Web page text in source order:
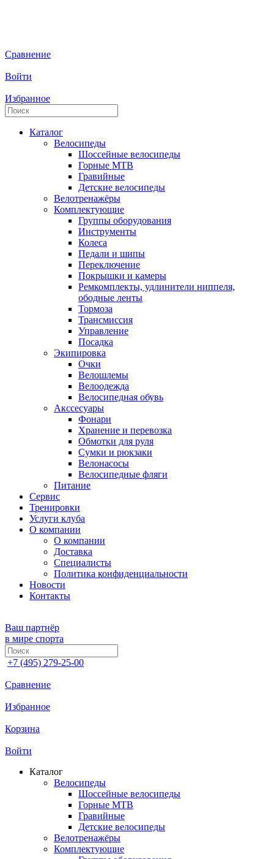
Сравнение
Войти
Избранное
Каталог
Велосипеды
Шоссейные велосипеды
Горные МTB
Гравийные
Детские велосипеды
Велотренажёры
Комплектующие
Группы оборудования
Инструменты
Колеса
Педали и шипы
Переключение
Покрышки и камеры
Ремкомплекты, удлинители ниппеля,
ободные ленты
Тормоза
Трансмиссия
Управление
Посадка
Экипировка
Очки
Велошлемы
Велоодежда
Велосипедная обувь
Акссесуары
Фонари
Хранение и перевозка
Обмотки для руля
Сумки и рюкзаки
Велонасосы
Велосипедные фляги
Питание
Сервис
Тренировки
Услуги клуба
О компании
О компании
Доставка
Специалисты
Политика конфиденциальности
Новости
Контакты
Ваш партнёр
в мире спорта
+7 (495) 279-25-00
Сравнение
Избранное
Корзина
Войти
Каталог
Велосипеды
Шоссейные велосипеды
Горные МTB
Гравийные
Детские велосипеды
Велотренажёры
Комплектующие